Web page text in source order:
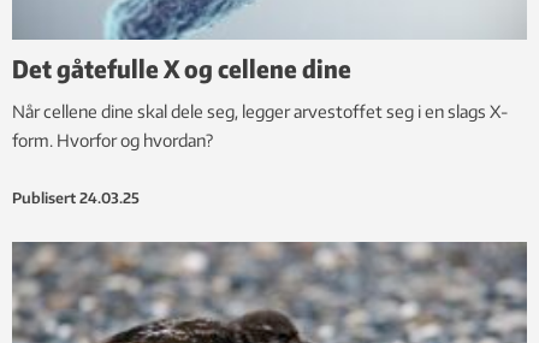
Det gåtefulle X og cellene dine
Når cellene dine skal dele seg, legger arvestoffet seg i en slags X-
form. Hvorfor og hvordan?
Publisert 24.03.25